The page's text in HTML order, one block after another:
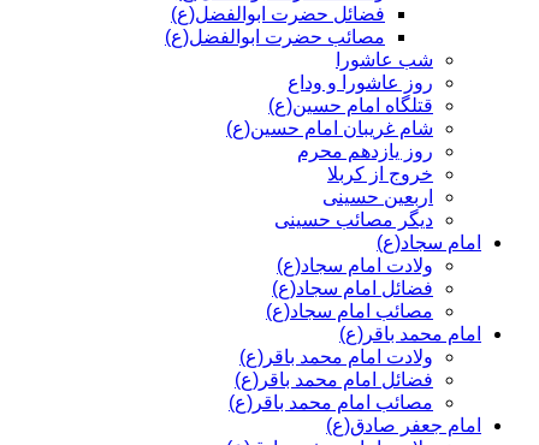
فضائل حضرت ابوالفضل(ع)
مصائب حضرت ابوالفضل(ع)
شب عاشورا
روز عاشورا و وداع
قتلگاه امام حسین(ع)
شام غریبان امام حسین(ع)
روز یازدهم محرم
خروج از کربلا
اربعین حسینی
دیگر مصائب حسینی
امام سجاد(ع)
ولادت امام سجاد(ع)
فضائل امام سجاد(ع)
مصائب امام سجاد(ع)
امام محمد باقر(ع)
ولادت امام محمد باقر(ع)
فضائل امام محمد باقر(ع)
مصائب امام محمد باقر(ع)
امام جعفر صادق(ع)